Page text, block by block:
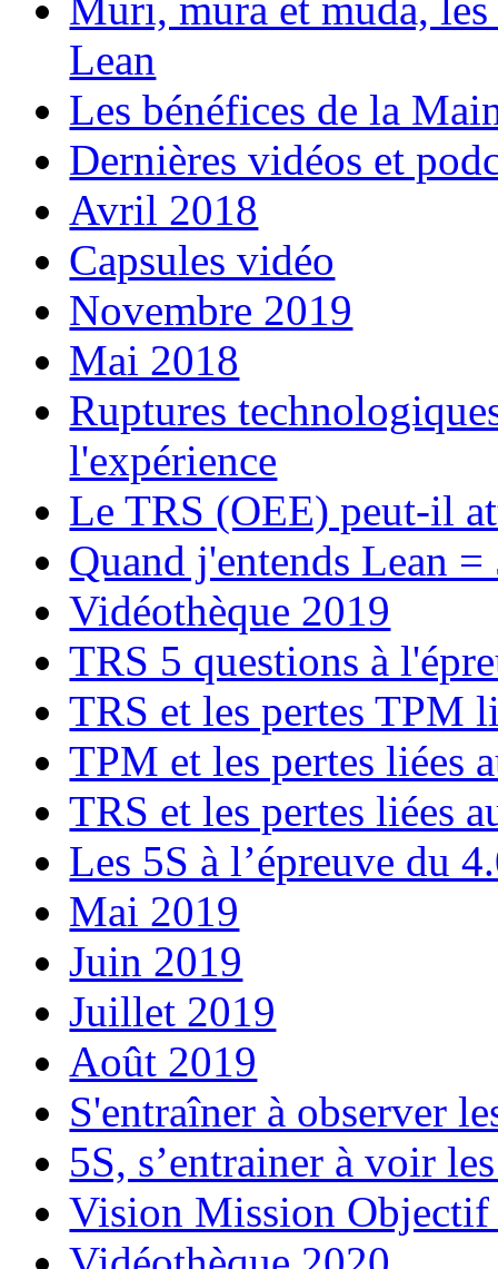
Lean
Les bénéfices de la
Dernières vidéos et
Avril 2018
Capsules vidéo
Novembre 2019
Mai 2018
Ruptures
l'expérience
Le TRS (OEE) peut-il
Quand j'entends Lean =
Vidéothèque 2019
TRS 5 questions à
TRS et les pertes TPM
TPM et les pertes liées
TRS et les pertes liées
Les 5S à l’épreuve du
Mai 2019
Juin 2019
Juillet 2019
Août 2019
S'entraîner à observer
5S, s’entrainer à voir
Vision Mission